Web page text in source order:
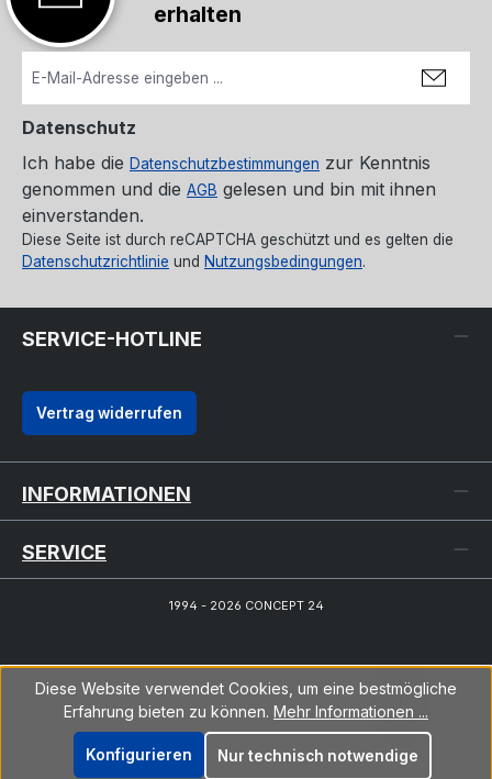
erhalten
Datenschutz
Ich habe die Datenschutzbestimmungen zur Kenntnis
genommen und die AGB gelesen und bin mit ihnen
einverstanden.
Diese Seite ist durch reCAPTCHA geschützt und es gelten die
Datenschutzrichtlinie und Nutzungsbedingungen.
SERVICE-HOTLINE
Vertrag widerrufen
INFORMATIONEN
SERVICE
1994 - 2026 CONCEPT 24
Diese Website verwendet Cookies, um eine bestmögliche
Erfahrung bieten zu können. Mehr Informationen ...
Nur technisch notwendige
Konfigurieren